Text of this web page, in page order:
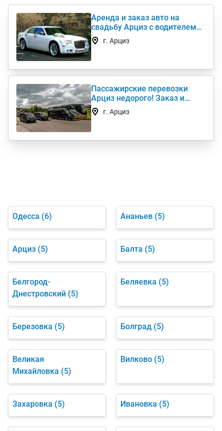
Аренда и заказ авто на
свадьбу Арциз с водителем
Chrysler, Mercedes, Toyota
г. Арциз
Пассажирские перевозки
Арциз недорого! Заказ и
аренда микроавтобуса
г. Арциз
Одесса (6) Ананьев (5)
Арциз (5) Балта (5)
Белгород-
Днестровский (5)
Беляевка (5)
Березовка (5) Болград (5)
Великая
Михайловка (5)
Вилково (5)
Захаровка (5) Ивановка (5)